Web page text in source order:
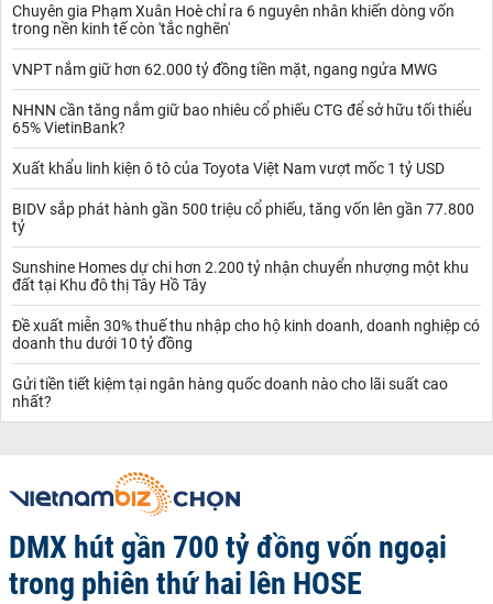
Chuyên gia Phạm Xuân Hoè chỉ ra 6 nguyên nhân khiến dòng vốn
trong nền kinh tế còn 'tắc nghẽn'
VNPT nắm giữ hơn 62.000 tỷ đồng tiền mặt, ngang ngửa MWG
NHNN cần tăng nắm giữ bao nhiêu cổ phiếu CTG để sở hữu tối thiểu
65% VietinBank?
Xuất khẩu linh kiện ô tô của Toyota Việt Nam vượt mốc 1 tỷ USD
BIDV sắp phát hành gần 500 triệu cổ phiếu, tăng vốn lên gần 77.800
tỷ
Sunshine Homes dự chi hơn 2.200 tỷ nhận chuyển nhượng một khu
đất tại Khu đô thị Tây Hồ Tây
Đề xuất miễn 30% thuế thu nhập cho hộ kinh doanh, doanh nghiệp có
doanh thu dưới 10 tỷ đồng
Gửi tiền tiết kiệm tại ngân hàng quốc doanh nào cho lãi suất cao
nhất?
DMX hút gần 700 tỷ đồng vốn ngoại
trong phiên thứ hai lên HOSE